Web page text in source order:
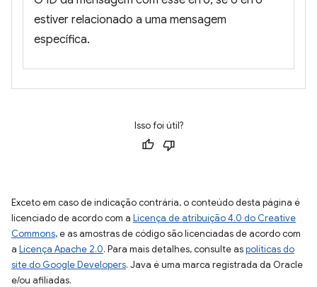
estiver relacionado a uma mensagem
específica.
Isso foi útil?
Exceto em caso de indicação contrária, o conteúdo desta página é
licenciado de acordo com a Licença de atribuição 4.0 do Creative
Commons, e as amostras de código são licenciadas de acordo com
a Licença Apache 2.0. Para mais detalhes, consulte aspolíticas do
site do Google Developers. Java é uma marca registrada da Oracle
e/ou afiliadas.